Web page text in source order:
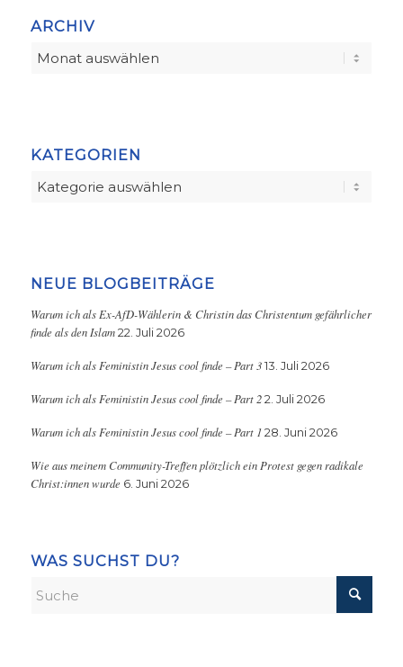
ARCHIV
KATEGORIEN
Kategorien
NEUE BLOGBEITRÄGE
Warum ich als Ex-AfD-Wählerin & Christin das Christentum gefährlicher
finde als den Islam 22. Juli 2026
Warum ich als Feministin Jesus cool finde – Part 3 13. Juli 2026
Warum ich als Feministin Jesus cool finde – Part 2 2. Juli 2026
Warum ich als Feministin Jesus cool finde – Part 1 28. Juni 2026
Wie aus meinem Community-Treffen plötzlich ein Protest gegen radikale
Christ:innen wurde 6. Juni 2026
WAS SUCHST DU?